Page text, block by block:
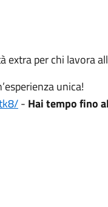
per chi lavora
unica!
- Hai tempo fino